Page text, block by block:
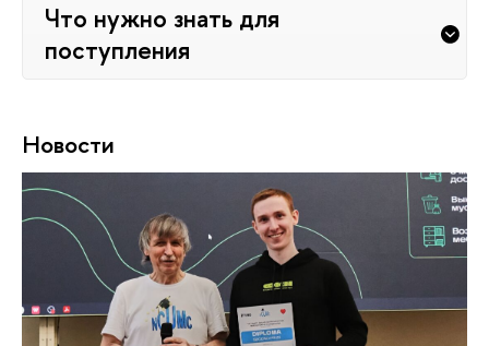
Что нужно знать для
поступления
Новости